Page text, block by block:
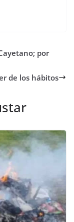
por
de los hábitos